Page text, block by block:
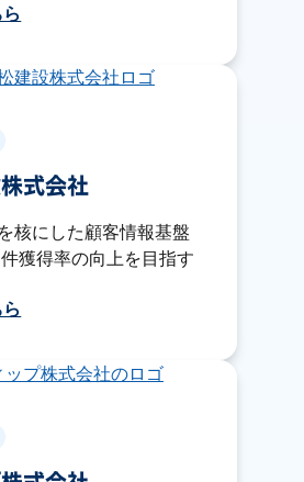
式会社
核にした顧客情報基盤
獲得率の向上を目指す